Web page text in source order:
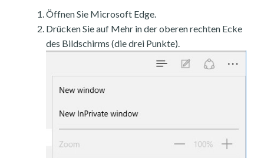
Öffnen Sie Microsoft Edge.
Drücken Sie auf Mehr in der oberen rechten Ecke
des Bildschirms (die drei Punkte).